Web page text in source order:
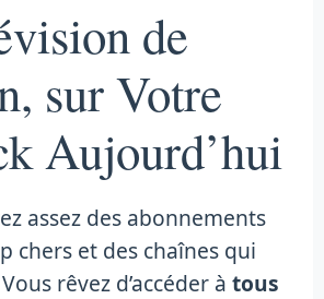
de
sur Votre
Aujourd’hui
assez des abonnements
chers et des chaînes qui
rêvez d’accéder à tous